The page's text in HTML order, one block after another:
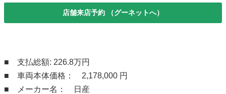
店舗来店予約 （グーネットへ）
■ 支払総額: 226.8万円
■ 車両本体価格： 2,178,000 円
■ メーカー名： 日産